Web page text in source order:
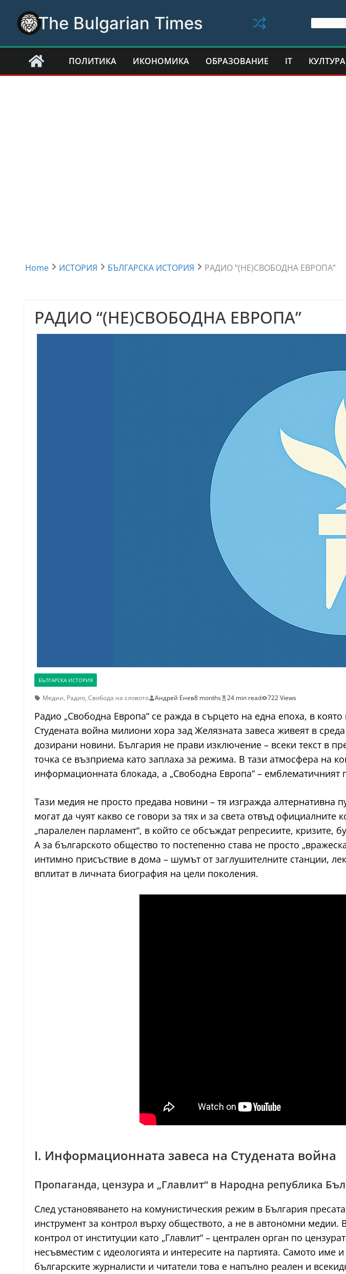
content
The Bulgarian Times
ПОЛИТИКА ИКОНОМИКА ОБРАЗОВАНИЕ IT КУЛТУРА
Home ИСТОРИЯ БЪЛГАРСКА ИСТОРИЯ РАДИО “(НЕ)СВОБОДНА ЕВРОПА”
РАДИО “(НЕ)СВОБОДНА ЕВРОПА”
БЪЛГАРСКА ИСТОРИЯ
Медии, Радио, Свобода на словото Андрей Енев8 months 24 min read 722 Views
Радио „Свободна Европа“ се ражда в сърцето на една епоха, в
Студената война милиони хора зад Желязната завеса живеят в
дозирани новини. България не прави изключение – всеки текст в
точка се възприема като заплаха за режима. В тази атмосфера на
информационната блокада, а „Свободна Европа“ – емблематичният
Тази медия не просто предава новини – тя изгражда алтернативна
могат да чуят какво се говори за тях и за света отвъд
„паралелен парламент“, в който се обсъждат репресиите,
А за българското общество то постепенно става не просто
интимно присъствие в дома – шумът от заглушителните станции,
вплитат в личната биография на цели поколения.
I. Информационната завеса на Студената война
Пропаганда, цензура и „Главлит“ в Народна република
След установяването на комунистическия режим в България
инструмент за контрол върху обществото, а не в автономни медии.
контрол от институции като „Главлит“ – централен орган по
несъвместим с идеологията и интересите на партията. Самото име
българските журналисти и читатели това е напълно реален и